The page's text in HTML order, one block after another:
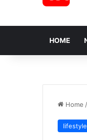
HOME
Home /
lifestyle